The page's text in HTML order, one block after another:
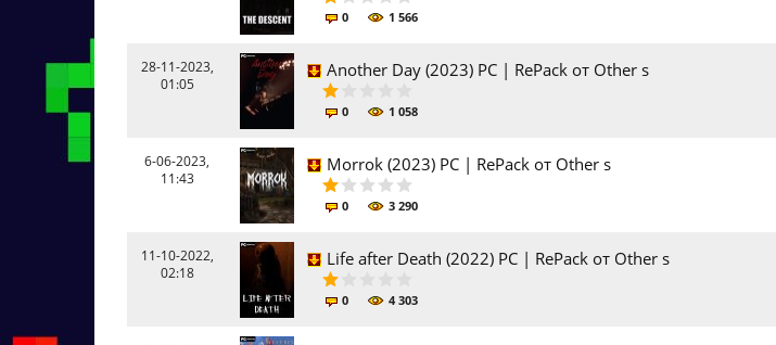
0 1 566
28-11-2023,
01:05
Another Day (2023) PC | RePack от Other s
0 1 058
6-06-2023,
11:43
Morrok (2023) PC | RePack от Other s
0 3 290
11-10-2022,
02:18
Life after Death (2022) PC | RePack от Other s
0 4 303